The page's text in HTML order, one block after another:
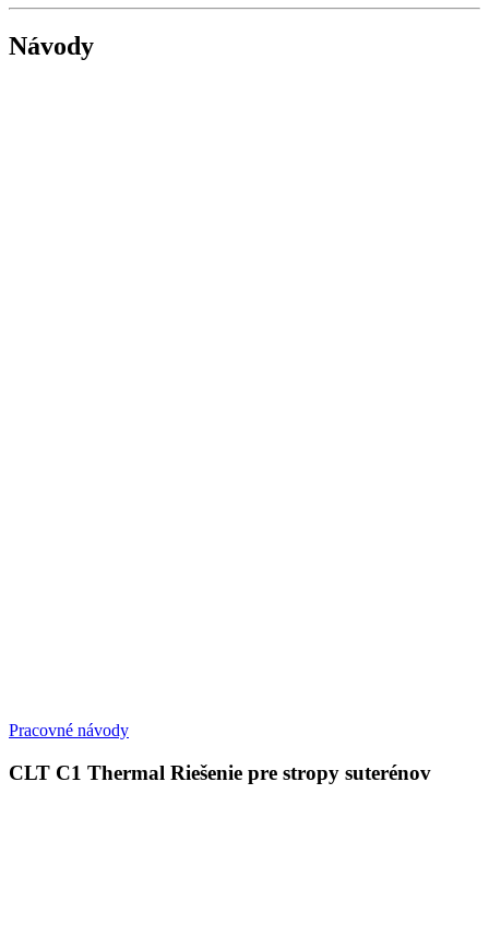
Návody
Pracovné návody
CLT C1 Thermal Riešenie pre stropy suterénov